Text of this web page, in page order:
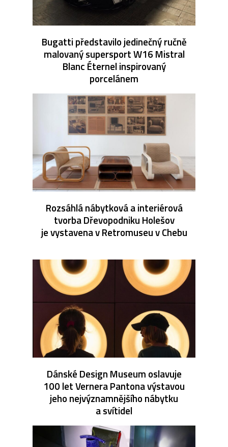
Bugatti představilo jedinečný ručně
malovaný supersport W16 Mistral
Blanc Éternel inspirovaný
porcelánem
Rozsáhlá nábytková a interiérová
tvorba Dřevopodniku Holešov
je vystavena v Retromuseu v Chebu
Dánské Design Museum oslavuje
100 let Vernera Pantona výstavou
jeho nejvýznamnějšího nábytku
a svítidel